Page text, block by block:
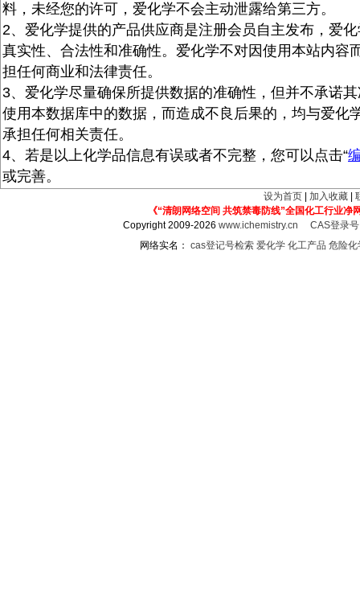
料，未经您的许可，爱化学不会主动泄露给第三方。
2、爱化学提供的产品供应商是注册会员自主发布，爱
真实性、合法性和准确性。爱化学不对因使用本站内容
担任何商业和法律责任。
3、爱化学尽量确保所提供数据的准确性，但并不承诺
使用本数据库中的数据，而造成不良后果的，均与爱化
承担任何相关责任。
4、若是以上化学品信息有误或者不完整，您可以点击“
或完善。
设为首页 加入收藏
《“清朗网络空间 共筑禁毒防线”全国化工行业净
Copyright 2009-2026www.ichemistry.cn
CAS登录
网络实名： cas登记号检索 爱化学 化工产品 危险化